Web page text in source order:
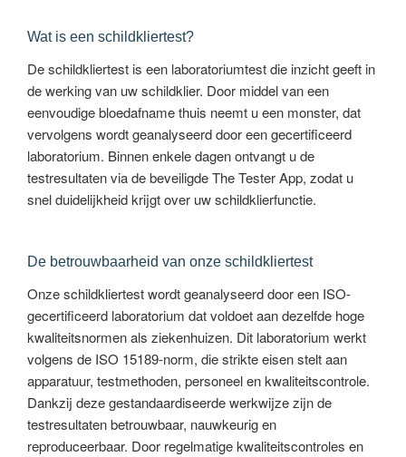
Wat is een schildkliertest?
De schildkliertest is een laboratoriumtest die inzicht geeft in
de werking van uw schildklier. Door middel van een
eenvoudige bloedafname thuis neemt u een monster, dat
vervolgens wordt geanalyseerd door een gecertificeerd
laboratorium. Binnen enkele dagen ontvangt u de
testresultaten via de beveiligde The Tester App, zodat u
snel duidelijkheid krijgt over uw schildklierfunctie.
De betrouwbaarheid van onze schildkliertest
Onze schildkliertest wordt geanalyseerd door een ISO-
gecertificeerd laboratorium dat voldoet aan dezelfde hoge
kwaliteitsnormen als ziekenhuizen. Dit laboratorium werkt
volgens de ISO 15189-norm, die strikte eisen stelt aan
apparatuur, testmethoden, personeel en kwaliteitscontrole.
Dankzij deze gestandaardiseerde werkwijze zijn de
testresultaten betrouwbaar, nauwkeurig en
reproduceerbaar. Door regelmatige kwaliteitscontroles en